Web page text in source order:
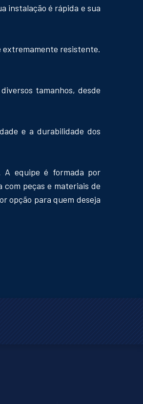
instalação é rápida e sua
extremamente resistente.
tamanhos, desde
e a durabilidade dos
A equipe é formada por
peças e materiais de
opção para quem deseja